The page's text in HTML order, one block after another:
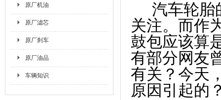
原厂机油
原厂滤芯
原厂刹车
原厂油品
车辆知识
汽车轮胎
关注。而作
鼓包应该算
有部分网友
有关？今天
原因引起的